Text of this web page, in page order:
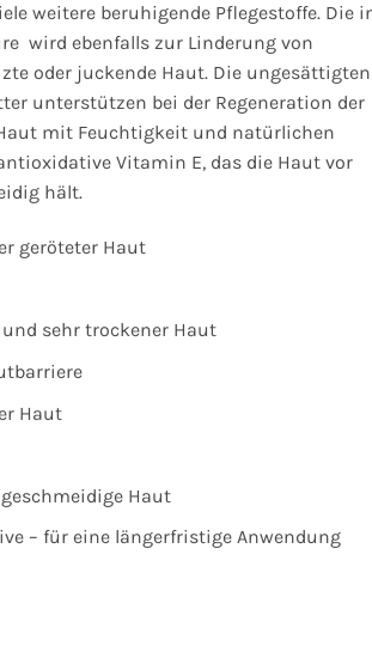
weitere beruhigende Pflegestoffe. Die
wird ebenfalls zur Linderung von
oder juckende Haut. Die ungesättigten
unterstützen bei der Regeneration der
mit Feuchtigkeit und natürlichen
Vitamin E, das die Haut vor
hält.
geröteter Haut
sehr trockener Haut
Haut
Haut
– für eine längerfristige Anwendung